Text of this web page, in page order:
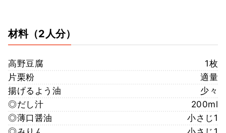
材料（2人分）
高野豆腐
1枚
片栗粉
適量
揚げるよう油
少々
◎だし汁
200ml
◎薄口醤油
小さじ1